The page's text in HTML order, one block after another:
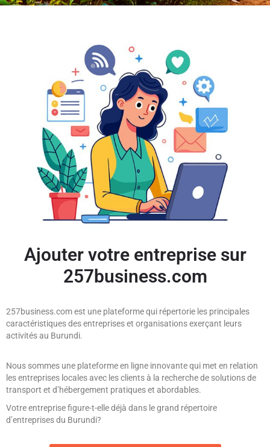
Ajouter votre entreprise sur
257business.com
257business.com est une plateforme qui répertorie les principales
caractéristiques des entreprises et organisations exerçant leurs
activités au Burundi.
Nous sommes une plateforme en ligne innovante qui met en relation
les entreprises locales avec les clients à la recherche de solutions de
transport et d’hébergement pratiques et abordables.
Votre entreprise figure-t-elle déjà dans le grand répertoire
d’entreprises du Burundi?